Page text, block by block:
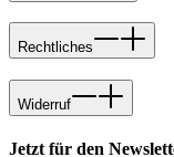
Rechtliches
Widerruf
Jetzt für den